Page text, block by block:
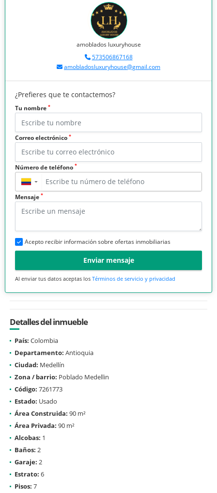
amoblados luxuryhouse
573506867168
amobladosluxuryhouse@gmail.com
¿Prefieres que te contactemos?
Tu nombre *
Correo electrónico *
Número de teléfono *
▼
Mensaje *
Acepto recibir información sobre ofertas inmobiliarias
Enviar mensaje
Al enviar tus datos aceptas los Términos de servicio y privacidad
Detalles del inmueble
País: Colombia
Departamento: Antioquia
Ciudad: Medellín
Zona / barrio: Poblado Medellin
Código: 7261773
Estado: Usado
Área Construida: 90 m²
Área Privada: 90 m²
Alcobas: 1
Baños: 2
Garaje: 2
Estrato: 6
Pisos: 7